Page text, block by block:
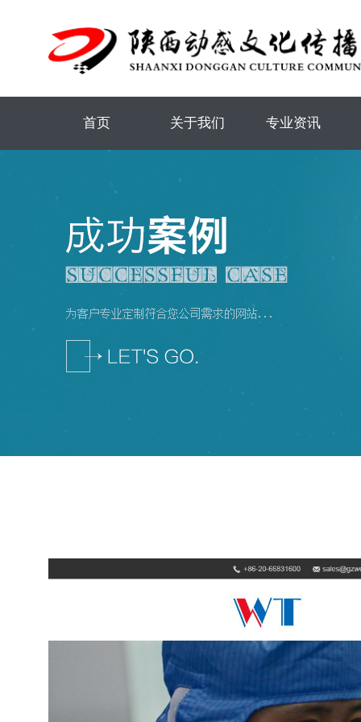
首页 关于我们 专业资讯